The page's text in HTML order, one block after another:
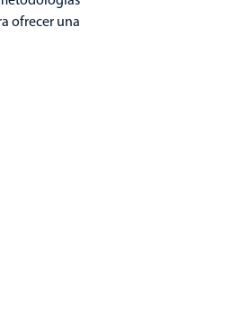
ofrecer una